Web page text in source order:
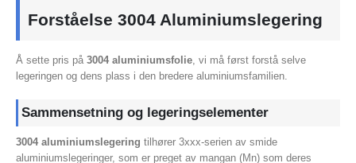
Forståelse 3004 Aluminiumslegering
Å sette pris på 3004 aluminiumsfolie, vi må først forstå selve
legeringen og dens plass i den bredere aluminiumsfamilien.
Sammensetning og legeringselementer
3004 aluminiumslegering tilhører 3xxx-serien av smide
aluminiumslegeringer, som er preget av mangan (Mn) som deres